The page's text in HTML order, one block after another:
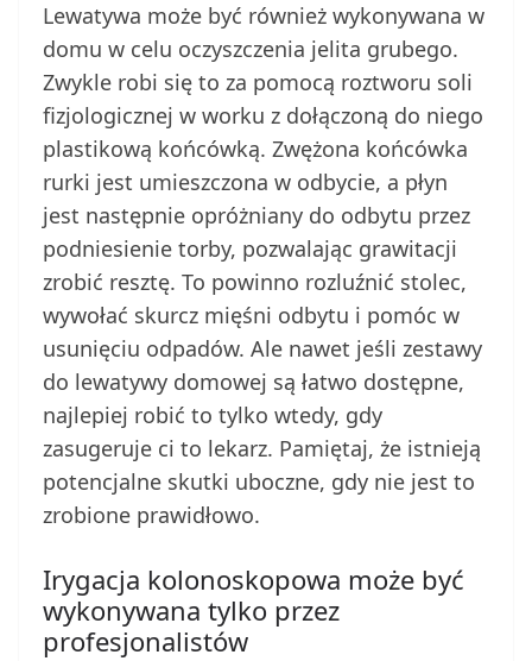
Lewatywa może być również wykonywana w
domu w celu oczyszczenia jelita grubego.
Zwykle robi się to za pomocą roztworu soli
fizjologicznej w worku z dołączoną do niego
plastikową końcówką. Zwężona końcówka
rurki jest umieszczona w odbycie, a płyn
jest następnie opróżniany do odbytu przez
podniesienie torby, pozwalając grawitacji
zrobić resztę. To powinno rozluźnić stolec,
wywołać skurcz mięśni odbytu i pomóc w
usunięciu odpadów. Ale nawet jeśli zestawy
do lewatywy domowej są łatwo dostępne,
najlepiej robić to tylko wtedy, gdy
zasugeruje ci to lekarz. Pamiętaj, że istnieją
potencjalne skutki uboczne, gdy nie jest to
zrobione prawidłowo.
Irygacja kolonoskopowa może być
wykonywana tylko przez
profesjonalistów